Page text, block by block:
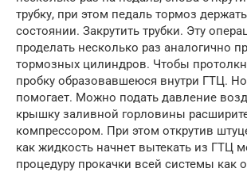
трубку, при этом педаль тормоз
состоянии. Закрутить трубки. Эту
проделать несколько раз аналогично
тормозных цилиндров. Чтобы
пробку образовавшеюся внутри ГТЦ. Но
помогает. Можно подать давление
крышку заливной горловины
компрессором. При этом открутив
как жидкость начнет вытекать из ГТЦ
процедуру прокачки всей системы как